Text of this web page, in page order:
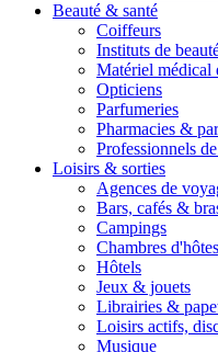
Beauté & santé
Coiffeurs
Instituts de
Matériel médical
Opticiens
Parfumeries
Pharmacies &
Professionnels
Loisirs & sorties
Agences de
Bars, cafés &
Campings
Chambres
Hôtels
Jeux & jouets
Librairies &
Loisirs actifs,
Musique